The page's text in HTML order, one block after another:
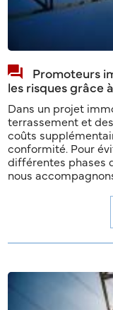
Promoteurs
les risques grâce
Dans un projet
terrassement et
coûts
conformité. Pour
différentes phases
nous